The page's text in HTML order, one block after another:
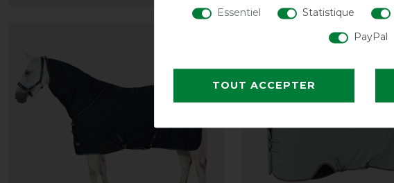
Essentiel Statistique
PayPal
TOUT ACCEPTER